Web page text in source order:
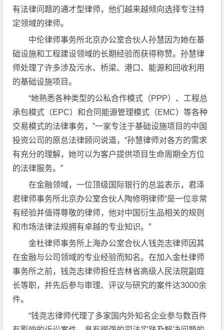
有法律问题的通才型律师，他们越来越倾向选择专注特
定领域的律师。
中伦律师事务所北京办公室合伙人孙慧因为她在基
础设施和工程建设领域的长期经验而获得称赞。孙慧律
师处理了许多涉及污水、桥梁、港口、能源和回收利用
的基础设施项目。
“她熟悉各种类型的公私合作模式（PPP）、工程总
承包模式（EPC）和合同能源管理模式（EMC）等各种
交易模式的法律事务，”一家专注于基础设施项目的中国
投资公司的原总法律顾问说道，“孙慧律师对各方的需求
有充分的理解，她可以为客户提供项目生命周期全方位
的法律服务。”
在金融领域，一位顶级国际银行的总监表示，君泽
君律师事务所北京办公室合伙人陶修明律师“是一位非常
有经验并值得尊敬的律师，他对中国衍生品相关的规则
和市场法律法规拥有卓越的专业知识。”
金杜律师事务所上海办公室合伙人钱尧志律师因其
在金融与公司领域的专业经验而知名。在加入金杜律师
事务所之前，钱尧志律师担任吉林省高级人民法院副庭
长等职，并先后参与审理、评议与研究的案件达3000余
件。
“钱尧志律师代理了多家国内外知名企业参与数百件